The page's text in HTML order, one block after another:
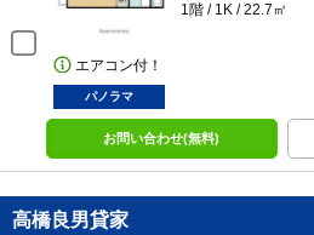
1階 / 1K / 22.7㎡
エアコン付！
パノラマ
お問い合わせ(無料)
高橋良男貸家